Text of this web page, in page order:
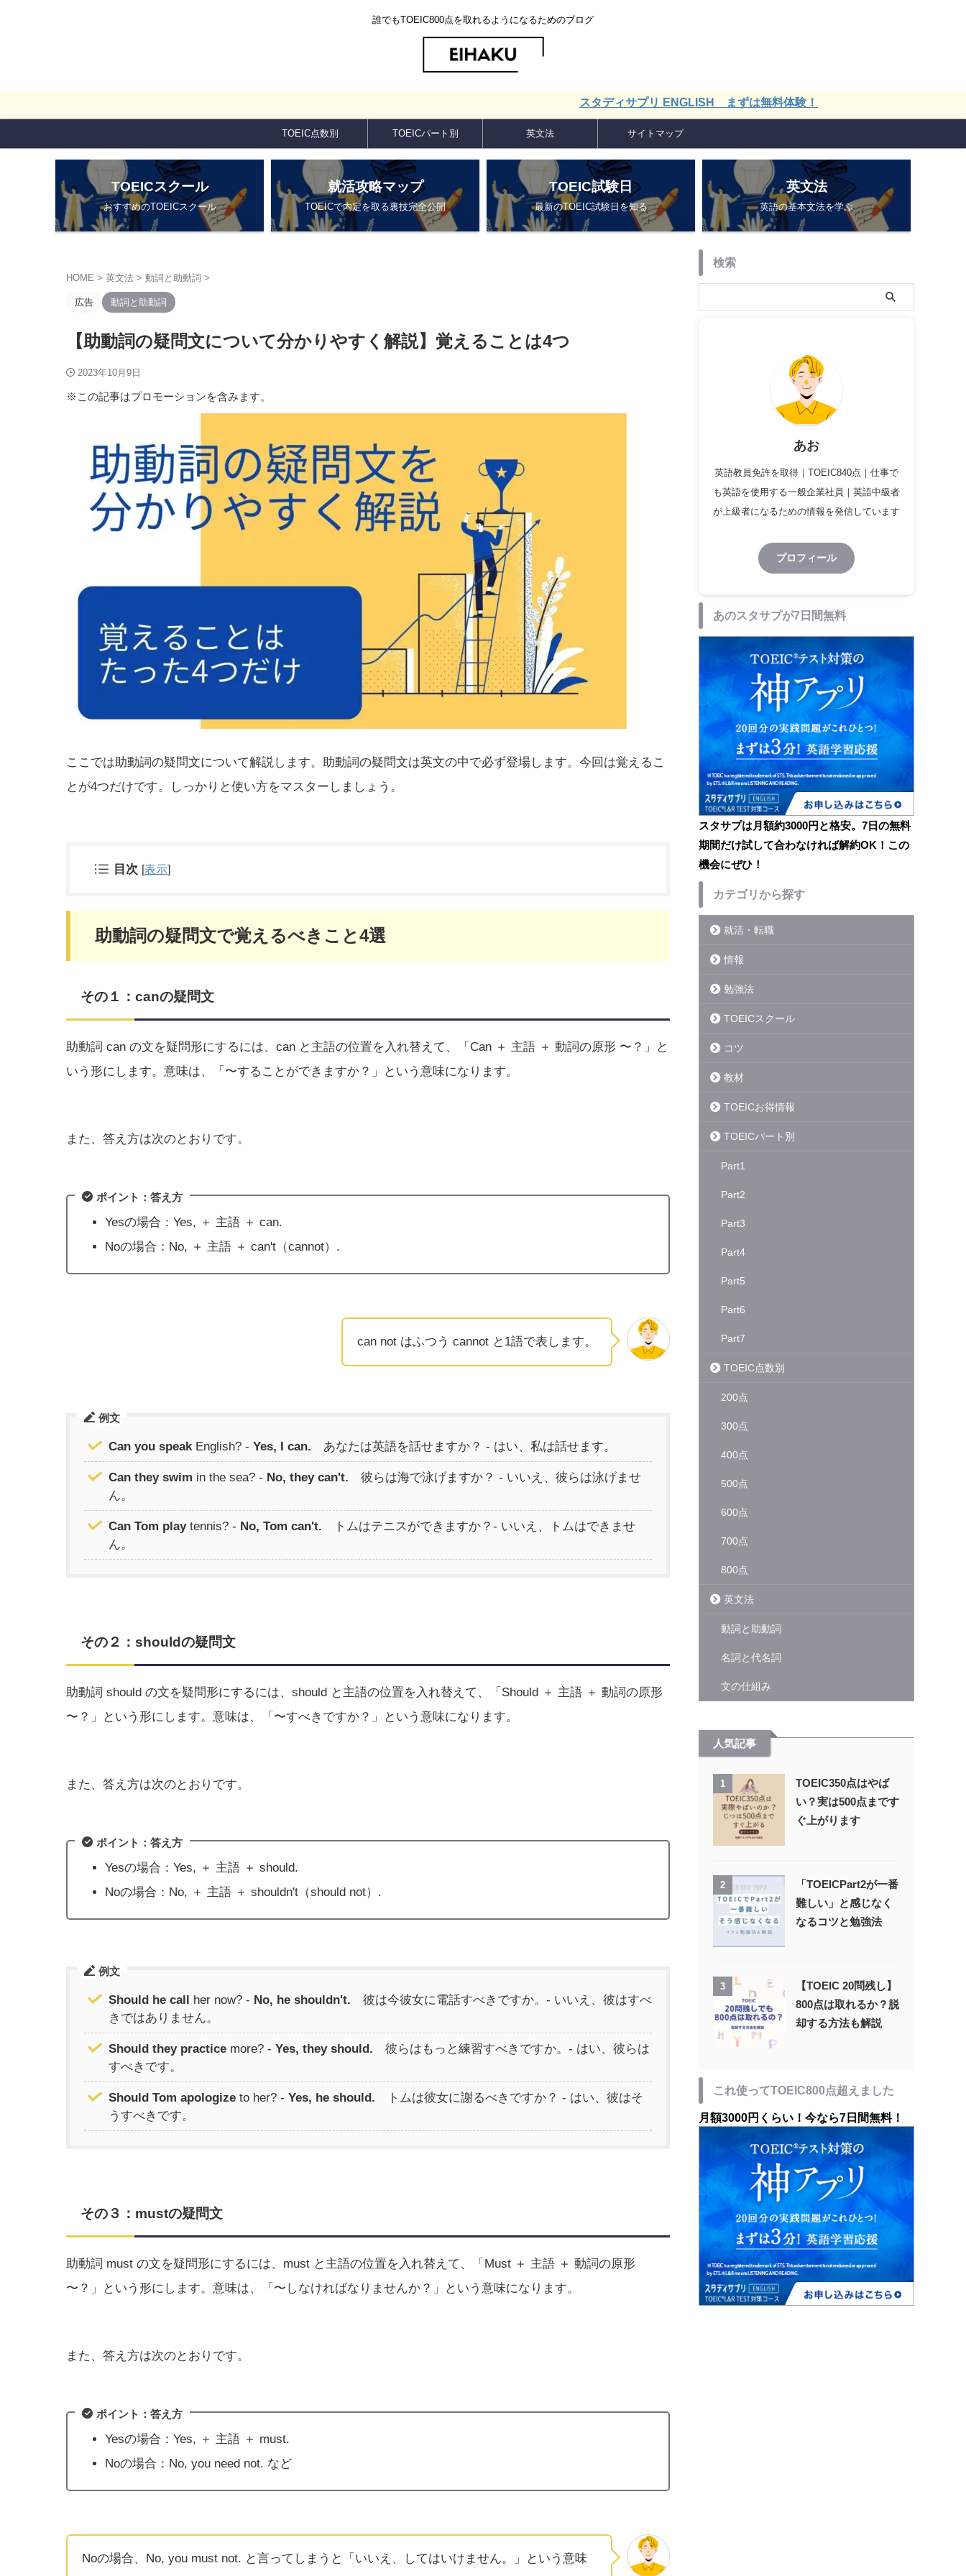
誰でもTOEIC800点を取れるようになるためのブログ
スタディサプリ ENGLISH まずは無料体験！
TOEIC点数別 TOEICパート別 英文法 サイトマップ
TOEICスクール
おすすめのTOEICスクール
就活攻略マップ
TOEICで内定を取る裏技完全公開
TOEIC試験日
最新のTOEIC試験日を知る
英文法
英語の基本文法を学ぶ
HOME > 英文法 > 動詞と助動詞 >
広告 動詞と助動詞
【助動詞の疑問文について分かりやすく解説】覚えることは4つ
2023年10月9日
※この記事はプロモーションを含みます。
ここでは助動詞の疑問文について解説します。助動詞の疑問文は英文の中で必ず登場します。今回は覚えるこ
とが4つだけです。しっかりと使い方をマスターしましょう。
目次 [表示]
助動詞の疑問文で覚えるべきこと4選
その１：canの疑問文
助動詞 can の文を疑問形にするには、can と主語の位置を入れ替えて、「Can ＋ 主語 ＋ 動詞の原形 〜？」と
いう形にします。意味は、「〜することができますか？」という意味になります。
また、答え方は次のとおりです。
ポイント：答え方
Yesの場合：Yes, ＋ 主語 ＋ can.
Noの場合：No, ＋ 主語 ＋ can't（cannot）.
can not はふつう cannot と1語で表します。
例文
Can you speak English? - Yes, I can. あなたは英語を話せますか？ - はい、私は話せます。
Can they swim in the sea? - No, they can't. 彼らは海で泳げますか？ - いいえ、彼らは泳げませ
ん。
Can Tom playtennis? - No, Tom can't. トムはテニスができますか？- いいえ、トムはできませ
ん。
その２：shouldの疑問文
助動詞 should の文を疑問形にするには、should と主語の位置を入れ替えて、「Should ＋ 主語 ＋ 動詞の原形
〜？」という形にします。意味は、「〜すべきですか？」という意味になります。
また、答え方は次のとおりです。
ポイント：答え方
Yesの場合：Yes, ＋ 主語 ＋ should.
Noの場合：No, ＋ 主語 ＋ shouldn't（should not）.
例文
Should he call her now? - No, he shouldn't. 彼は今彼女に電話すべきですか。- いいえ、彼はすべ
きではありません。
Should they practice more? - Yes, they should. 彼らはもっと練習すべきですか。- はい、彼らは
すべきです。
Should Tom apologize to her? - Yes, he should. トムは彼女に謝るべきですか？ - はい、彼はそ
うすべきです。
その３：mustの疑問文
助動詞 must の文を疑問形にするには、must と主語の位置を入れ替えて、「Must ＋ 主語 ＋ 動詞の原形
〜？」という形にします。意味は、「〜しなければなりませんか？」という意味になります。
また、答え方は次のとおりです。
ポイント：答え方
Yesの場合：Yes, ＋ 主語 ＋ must.
Noの場合：No, you need not. など
Noの場合、No, you must not. と言ってしまうと「いいえ、してはいけません。」という意味
検索
あお
英語教員免許を取得｜TOEIC840点｜仕事で
も英語を使用する一般企業社員｜英語中級者
が上級者になるための情報を発信しています
プロフィール
あのスタサプが7日間無料
スタサプは月額約3000円と格安。7日の無料
期間だけ試して合わなければ解約OK！この
機会にぜひ！
カテゴリから探す
就活・転職
情報
勉強法
TOEICスクール
コツ
教材
TOEICお得情報
TOEICパート別
Part1
Part2
Part3
Part4
Part5
Part6
Part7
TOEIC点数別
200点
300点
400点
500点
600点
700点
800点
英文法
動詞と助動詞
名詞と代名詞
文の仕組み
人気記事
1
TOEIC350点はやば
い？実は500点まです
ぐ上がります
2
「TOEICPart2が一番
難しい」と感じなく
なるコツと勉強法
3
【TOEIC 20問残し】
800点は取れるか？脱
却する方法も解説
これ使ってTOEIC800点超えました
月額3000円くらい！今なら7日間無料！